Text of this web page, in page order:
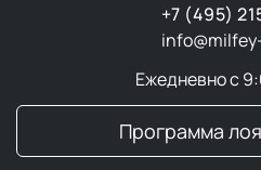
+7 (495)
Ежедневно с
Программа